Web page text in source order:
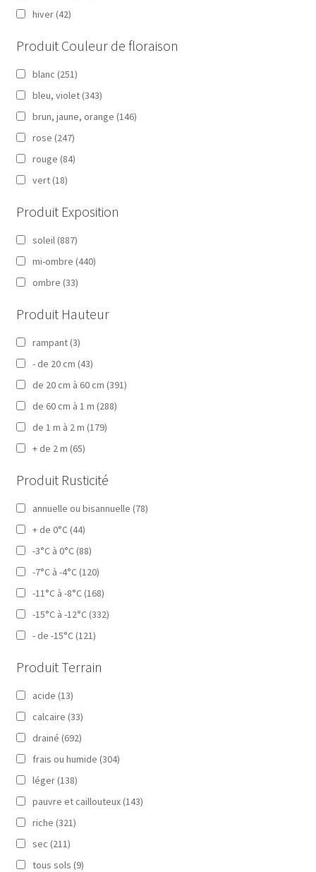
hiver (42)
Produit Couleur de floraison
blanc (251)
bleu, violet (343)
brun, jaune, orange (146)
rose (247)
rouge (84)
vert (18)
Produit Exposition
soleil (887)
mi-ombre (440)
ombre (33)
Produit Hauteur
rampant (3)
- de 20 cm (43)
de 20 cm à 60 cm (391)
de 60 cm à 1 m (288)
de 1 m à 2 m (179)
+ de 2 m (65)
Produit Rusticité
annuelle ou bisannuelle (78)
+ de 0°C (44)
-3°C à 0°C (88)
-7°C à -4°C (120)
-11°C à -8°C (168)
-15°C à -12°C (332)
- de -15°C (121)
Produit Terrain
acide (13)
calcaire (33)
drainé (692)
frais ou humide (304)
léger (138)
pauvre et caillouteux (143)
riche (321)
sec (211)
tous sols (9)